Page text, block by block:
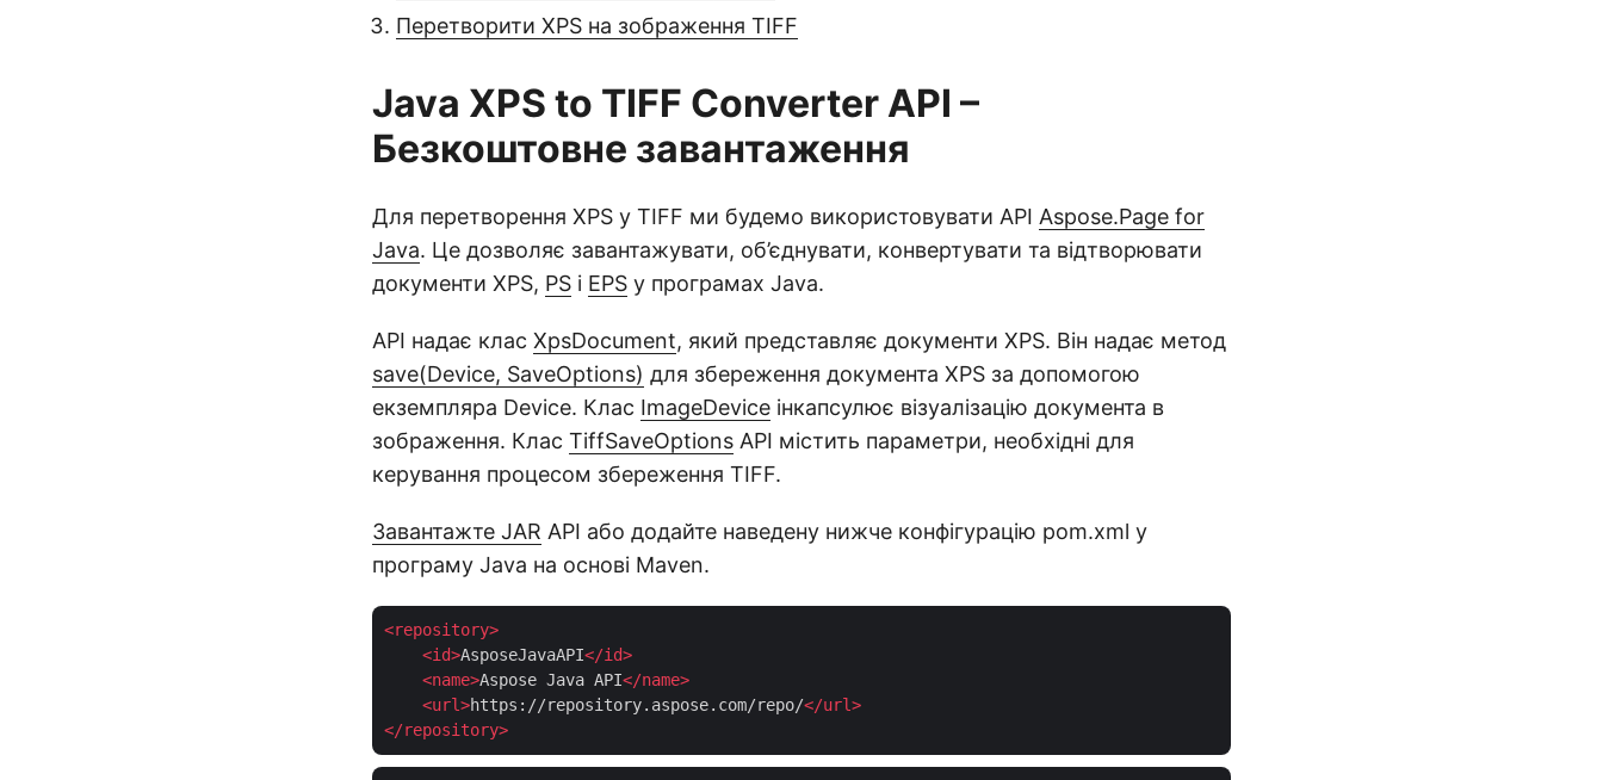
Перетворити XPS на зображення TIFF
Java XPS to TIFF Converter API –
Безкоштовне завантаження
Для перетворення XPS у TIFF ми будемо використовувати API Aspose.Page for
Java. Це дозволяє завантажувати, об’єднувати, конвертувати та відтворювати
документи XPS, PS і EPS у програмах Java.
API надає клас XpsDocument, який представляє документи XPS. Він надає метод
save(Device, SaveOptions) для збереження документа XPS за допомогою
екземпляра Device. Клас ImageDevice інкапсулює візуалізацію документа в
зображення. Клас TiffSaveOptions API містить параметри, необхідні для
керування процесом збереження TIFF.
Завантажте JAR API або додайте наведену нижче конфігурацію pom.xml у
програму Java на основі Maven.
<repository>
<id>AsposeJavaAPI</id>
<name>Aspose Java API</name>
<url>https://repository.aspose.com/repo/</url>
</repository>